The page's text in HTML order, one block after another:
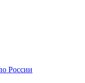
России